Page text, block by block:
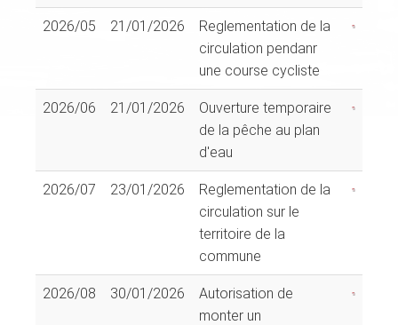
2026/05 21/01/2026
Reglementation de la
circulation pendanr
une course cycliste
2026/06 21/01/2026
Ouverture temporaire
de la pêche au plan
d'eau
2026/07 23/01/2026
Reglementation de la
circulation sur le
territoire de la
commune
2026/08 30/01/2026
Autorisation de
monter un